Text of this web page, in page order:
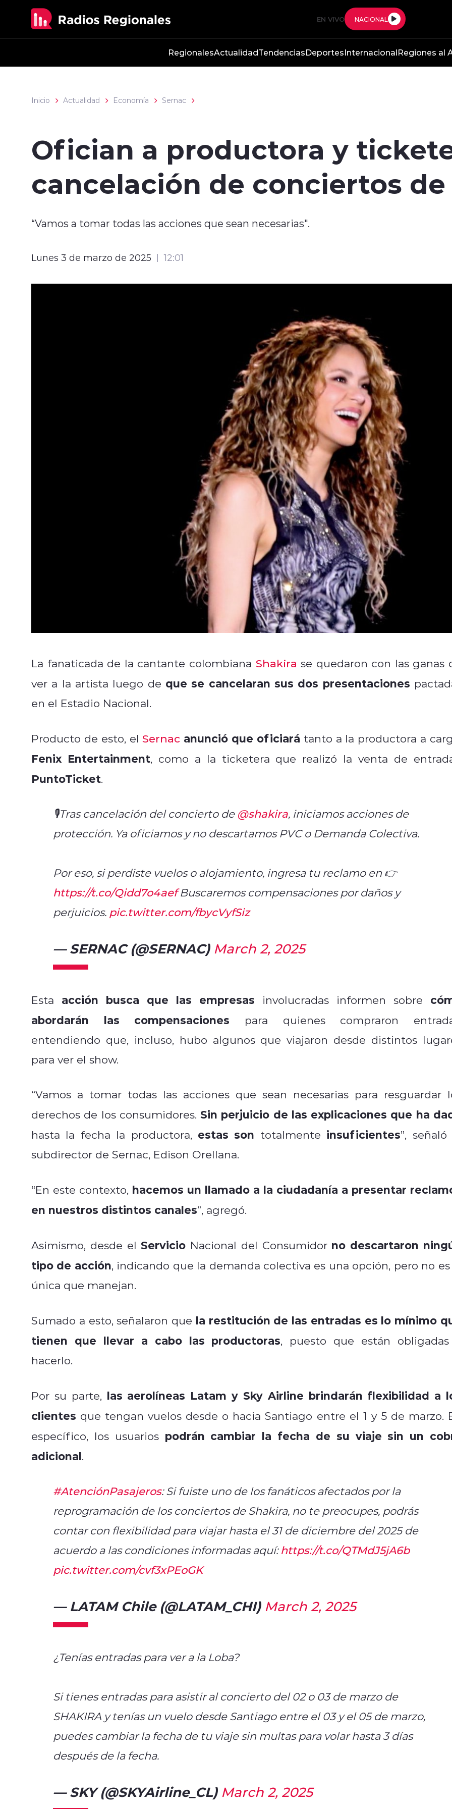
EN VIVO NACIONAL
RegionalesActualidadTendenciasDeportesInternacionalRegiones al
Inicio Actualidad Economía Sernac
Ofician a productora y
cancelación de conciertos de
“Vamos a tomar todas las acciones que sean necesarias".
Lunes 3 de marzo de 2025 12:01
La fanaticada de la cantante colombiana Shakira se quedaron con las ganas
ver a la artista luego de que se cancelaran sus dos presentaciones
en el Estadio Nacional.
Producto de esto, elSernac anunció que oficiará tanto a la productora a
Fenix Entertainment, como a la ticketera que realizó la venta de
PuntoTicket.
🎙️Tras cancelación del concierto de @shakira, iniciamos acciones de
protección. Ya oficiamos y no descartamos PVC o Demanda Colectiva.
Por eso, si perdiste vuelos o alojamiento, ingresa tu reclamo en 👉
https://t.co/Qidd7o4aefBuscaremos compensaciones por daños y
perjuicios. pic.twitter.com/fbycVyfSiz
— SERNAC (@SERNAC) March 2, 2025
Esta acción busca que las empresas involucradas informen sobre
abordarán las compensaciones para quienes compraron
entendiendo que, incluso, hubo algunos que viajaron desde distintos
para ver el show.
“Vamos a tomar todas las acciones que sean necesarias para resguardar
derechos de los consumidores. Sin perjuicio de las explicaciones que ha
hasta la fecha la productora, estas son totalmente insuficientes”,
subdirector de Sernac, Edison Orellana.
“En este contexto, hacemos un llamado a la ciudadanía a presentar
en nuestros distintos canales”, agregó.
Asimismo, desde el Servicio Nacional del Consumidor no descartaron
tipo de acción, indicando que la demanda colectiva es una opción, pero no
única que manejan.
Sumado a esto, señalaron que la restitución de las entradas es lo mínimo
tienen que llevar a cabo las productoras, puesto que están
hacerlo.
Por su parte, las aerolíneas Latam y Sky Airline brindarán flexibilidad a
clientes que tengan vuelos desde o hacia Santiago entre el 1 y 5 de marzo.
específico, los usuarios podrán cambiar la fecha de su viaje sin un
adicional.
#AtenciónPasajeros: Si fuiste uno de los fanáticos afectados por la
reprogramación de los conciertos de Shakira, no te preocupes, podrás
contar con flexibilidad para viajar hasta el 31 de diciembre del 2025 de
acuerdo a las condiciones informadas aquí:https://t.co/QTMdJ5jA6b
pic.twitter.com/cvf3xPEoGK
— LATAM Chile (@LATAM_CHI) March 2, 2025
¿Tenías entradas para ver a la Loba?
Si tienes entradas para asistir al concierto del 02 o 03 de marzo de
SHAKIRA y tenías un vuelo desde Santiago entre el 03 y el 05 de marzo,
puedes cambiar la fecha de tu viaje sin multas para volar hasta 3 días
después de la fecha.
— SKY (@SKYAirline_CL) March 2, 2025